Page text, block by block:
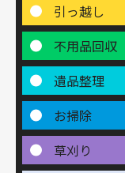
引っ越し
不用品回収
遺品整理
お掃除
草刈り